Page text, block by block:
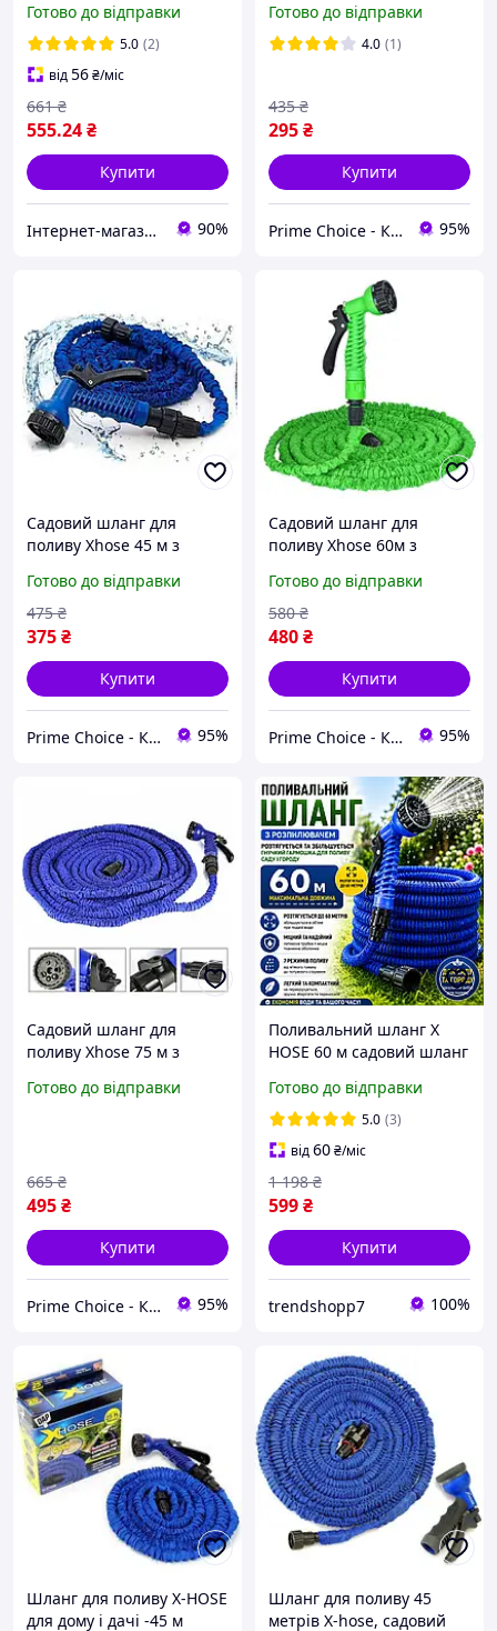
шланг для води,
Поливальний шланг для
дому та дачі
Готово до відправки
5.0 (2)
від56₴/міс
555.24₴
661 ₴
Купити
Інтернет-магазин "Grandmarket24" 90%
поливальні шланги які
розтягуються Хосе
Готово до відправки
4.0 (1)
295₴
435 ₴
Купити
Prime Choice - Кращий вибір 95%
Садовий шланг для
поливу Xhose 45 м з
поливальні шланги які
розтягуються Хосе
Готово до відправки
375₴
475 ₴
Купити
Prime Choice - Кращий вибір 95%
Садовий шланг для
поливу Xhose 60м з
поливальні шланги які
розтягуються Хосе
Готово до відправки
480₴
580 ₴
Купити
Prime Choice - Кращий вибір 95%
Садовий шланг для
поливу Xhose 75 м з
поливальні шланги які
Готово до відправки
495₴
665 ₴
Купити
Prime Choice - Кращий вибір 95%
Поливальний шланг X
HOSE 60 м садовий шланг
поливу
Готово до відправки
5.0 (3)
від60₴/міс
599₴
1 198 ₴
Купити
trendshopp7 100%
Шланг для поливу X-HOSE
для дому і дачі -45 м
Шланг для поливу 45
метрів X-hose, садовий